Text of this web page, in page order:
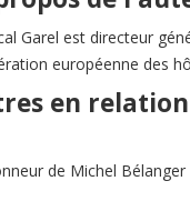
Garel est directeur
européenne des
en
de Michel Bélanger